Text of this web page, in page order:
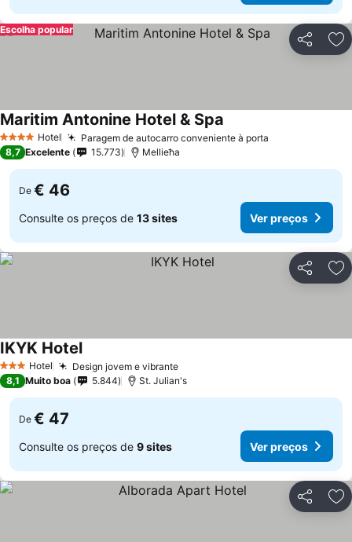
Partilhar
Escolha popular
4 EstrelasHotel Paragem de autocarro conveniente à porta
Maritim Antonine Hotel & Spa
8,7 Excelente 15.773 Mellieħa
De € 46
Consulte os preços de 13 sites Ver preços
Partilhar
3 EstrelasHotel Design jovem e vibranteVer preços
IKYK HotelVer preços
8,1 Muito boa 5.844 St. Julian's
De € 47
Consulte os preços de 9 sites Ver preços
Partilhar